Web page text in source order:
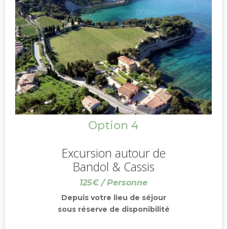
souhaits et votre budget afin de poursuivre votre
immersion dans l’art de vivre à la française.
Option 4
Excursion autour de
Bandol & Cassis
125€ / Personne
Depuis votre lieu de séjour
sous réserve de disponibilité